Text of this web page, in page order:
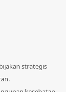
strategis